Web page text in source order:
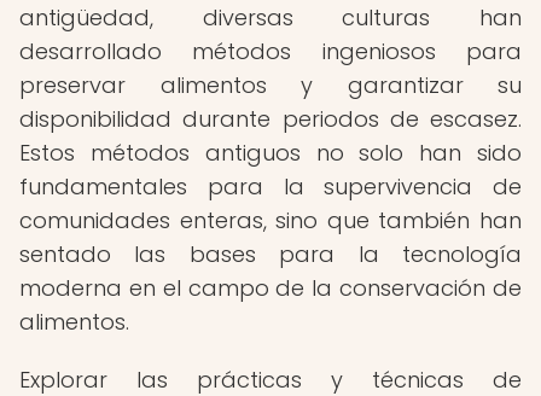
antigüedad, diversas culturas han
desarrollado métodos ingeniosos para
preservar alimentos y garantizar su
disponibilidad durante periodos de escasez.
Estos métodos antiguos no solo han sido
fundamentales para la supervivencia de
comunidades enteras, sino que también han
sentado las bases para la tecnología
moderna en el campo de la conservación de
alimentos.
Explorar las prácticas y técnicas de